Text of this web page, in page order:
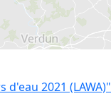
2021 (LAWA)"